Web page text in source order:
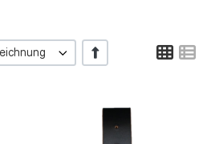
+/-
Zur Wunschliste hinzufügen